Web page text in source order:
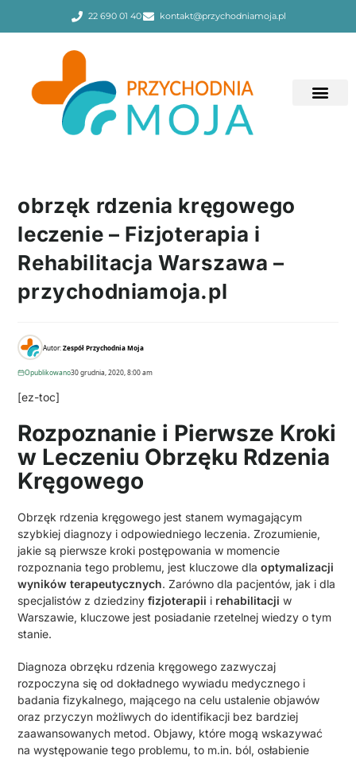
22 690 01 40 kontakt@przychodniamoja.pl
obrzęk rdzenia kręgowego
leczenie – Fizjoterapia i
Rehabilitacja Warszawa –
przychodniamoja.pl
Autor:Zespół Przychodnia Moja
Opublikowano30 grudnia, 2020, 8:00 am
[ez-toc]
Rozpoznanie i Pierwsze Kroki
w Leczeniu Obrzęku Rdzenia
Kręgowego
Obrzęk rdzenia kręgowego jest stanem wymagającym
szybkiej diagnozy i odpowiedniego leczenia. Zrozumienie,
jakie są pierwsze kroki postępowania w momencie
rozpoznania tego problemu, jest kluczowe dlaoptymalizacji
wyników terapeutycznych. Zarówno dla pacjentów, jak i dla
specjalistów z dziedzinyfizjoterapii i rehabilitacji w
Warszawie, kluczowe jest posiadanie rzetelnej wiedzy o tym
stanie.
Diagnoza obrzęku rdzenia kręgowego zazwyczaj
rozpoczyna się od dokładnego wywiadu medycznego i
badania fizykalnego, mającego na celu ustalenie objawów
oraz przyczyn możliwych do identifikacji bez bardziej
zaawansowanych metod. Objawy, które mogą wskazywać
na występowanie tego problemu, to m.in. ból, osłabienie